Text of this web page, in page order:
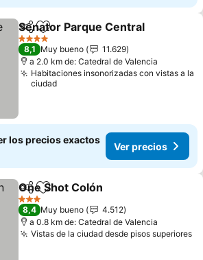
CompartirAgregar a favoritos
Senator Parque Central
4 Estrellas
8,1 Muy bueno
11.629
a 2.0 km de: Catedral de Valencia
Habitaciones insonorizadas con vistas a la
ciudad
los precios exactos
Ver precios
CompartirAgregar a favoritos
One Shot Colón
3 Estrellas
8,4 Muy bueno
4.512
a 0.8 km de: Catedral de Valencia
Vistas de la ciudad desde pisos superiores